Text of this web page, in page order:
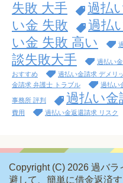
失敗 大手
過払
い金 失敗
過払
い金 失敗 高い
談失敗大手
過払い
おすすめ
過払い金請求 デメリ
金請求 弁護士 トラブル
過払い
事務所 評判 過払い金
費用
過払い金返還請求 リスク
Copyright (C) 2026 過バ
避して、簡単に借金返済